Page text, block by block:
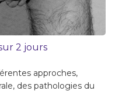
2 jours
approches,
des pathologies du